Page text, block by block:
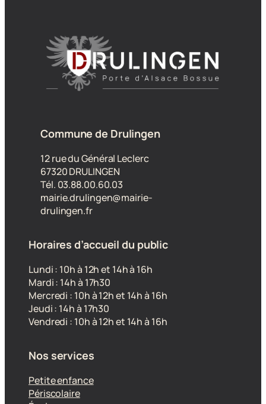
Commune de Drulingen
12 rue du Général Leclerc
67320 DRULINGEN
Tél. 03.88.00.60.03
mairie.drulingen@mairie-
drulingen.fr
Horaires d’accueil du public
Lundi : 10h à 12h et 14h à 16h
Mardi : 14h à 17h30
Mercredi : 10h à 12h et 14h à 16h
Jeudi : 14h à 17h30
Vendredi : 10h à 12h et 14h à 16h
Nos services
Petite enfance
Périscolaire